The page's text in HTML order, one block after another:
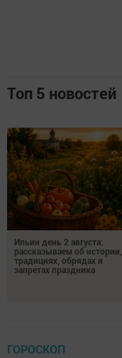
Топ 5 новостей
Ильин день 2 августа:
рассказываем об истории,
традициях, обрядах и
запретах праздника
ГОРОСКОП